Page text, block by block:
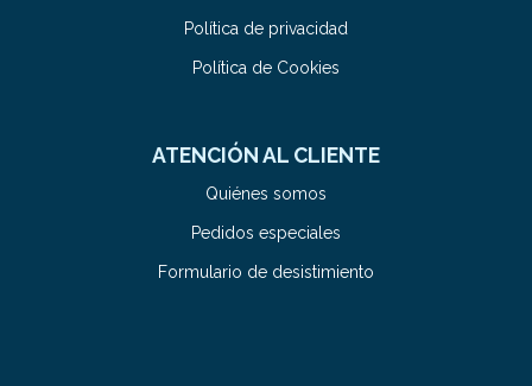
Política de privacidad
Política de Cookies
ATENCIÓN AL CLIENTE
Quiénes somos
Pedidos especiales
Formulario de desistimiento